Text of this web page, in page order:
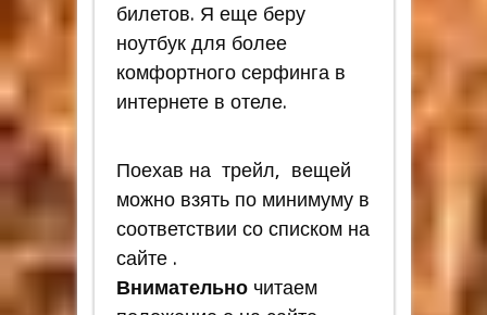
билетов. Я еще беру
ноутбук для более
комфортного серфинга в
интернете в отеле.
Поехав на трейл, вещей
можно взять по минимуму в
соответствии со списком на
сайте .
Внимательночитаем